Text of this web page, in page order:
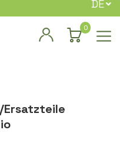
DE
0
Ersatzteile